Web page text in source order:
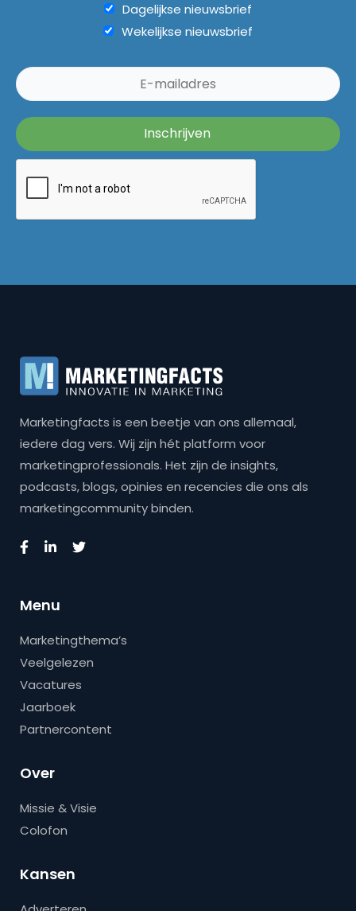
Dagelijkse nieuwsbrief
Wekelijkse nieuwsbrief
Marketingfacts is een beetje van ons allemaal,
iedere dag vers. Wij zijn hét platform voor
marketingprofessionals. Het zijn de insights,
podcasts, blogs, opinies en recencies die ons als
marketingcommunity binden.
Menu
Marketingthema’s
Veelgelezen
Vacatures
Jaarboek
Partnercontent
Over
Missie & Visie
Colofon
Kansen